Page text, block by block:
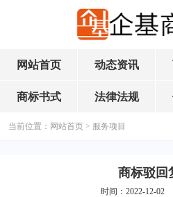
网站首页 动态资讯
商标书式 法律法规
当前位置： 网站首页 > 服务项目
商标驳回
时间：2022-12-02